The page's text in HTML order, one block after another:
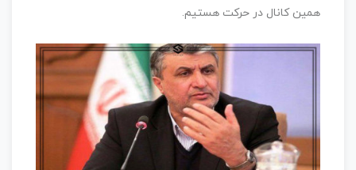
همین کانال در حرکت هستیم.